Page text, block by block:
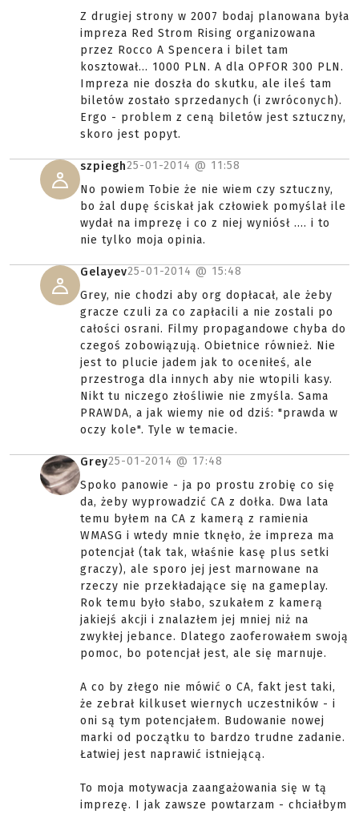
Z drugiej strony w 2007 bodaj planowana była
impreza Red Strom Rising organizowana
przez Rocco A Spencera i bilet tam
kosztował... 1000 PLN. A dla OPFOR 300 PLN.
Impreza nie doszła do skutku, ale ileś tam
biletów zostało sprzedanych (i zwróconych).
Ergo - problem z ceną biletów jest sztuczny,
skoro jest popyt.
szpiegh25-01-2014 @ 11:58
No powiem Tobie że nie wiem czy sztuczny,
bo żal dupę ściskał jak człowiek pomyślał ile
wydał na imprezę i co z niej wyniósł .... i to
nie tylko moja opinia.
Gelayev25-01-2014 @ 15:48
Grey, nie chodzi aby org dopłacał, ale żeby
gracze czuli za co zapłacili a nie zostali po
całości osrani. Filmy propagandowe chyba do
czegoś zobowiązują. Obietnice również. Nie
jest to plucie jadem jak to oceniłeś, ale
przestroga dla innych aby nie wtopili kasy.
Nikt tu niczego złośliwie nie zmyśla. Sama
PRAWDA, a jak wiemy nie od dziś: "prawda w
oczy kole". Tyle w temacie.
Grey25-01-2014 @ 17:48
Spoko panowie - ja po prostu zrobię co się
da, żeby wyprowadzić CA z dołka. Dwa lata
temu byłem na CA z kamerą z ramienia
WMASG i wtedy mnie tknęło, że impreza ma
potencjał (tak tak, właśnie kasę plus setki
graczy), ale sporo jej jest marnowane na
rzeczy nie przekładające się na gameplay.
Rok temu było słabo, szukałem z kamerą
jakiejś akcji i znalazłem jej mniej niż na
zwykłej jebance. Dlatego zaoferowałem swoją
pomoc, bo potencjał jest, ale się marnuje.
A co by złego nie mówić o CA, fakt jest taki,
że zebrał kilkuset wiernych uczestników - i
oni są tym potencjałem. Budowanie nowej
marki od początku to bardzo trudne zadanie.
Łatwiej jest naprawić istniejącą.
To moja motywacja zaangażowania się w tą
imprezę. I jak zawsze powtarzam - chciałbym